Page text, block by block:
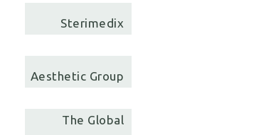
Sterimedix
Aesthetic Group
The Global